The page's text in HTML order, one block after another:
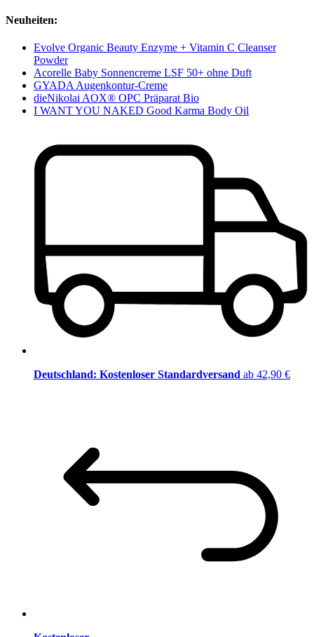
Neuheiten:
Evolve Organic Beauty Enzyme + Vitamin C Cleanser
Powder
Acorelle Baby Sonnencreme LSF 50+ ohne Duft
GYADA Augenkontur-Creme
dieNikolai AOX® OPC Präparat Bio
I WANT YOU NAKED Good Karma Body Oil
Deutschland: Kostenloser Standardversand ab 42,90 €